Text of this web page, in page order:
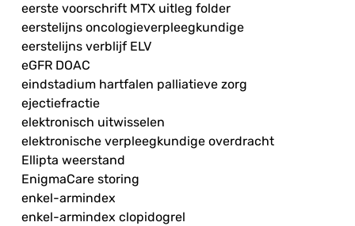
eerste voorschrift MTX uitleg folder
eerstelijns oncologieverpleegkundige
eerstelijns verblijf ELV
eGFR DOAC
eindstadium hartfalen palliatieve zorg
ejectiefractie
elektronisch uitwisselen
elektronische verpleegkundige overdracht
Ellipta weerstand
EnigmaCare storing
enkel-armindex
enkel-armindex clopidogrel